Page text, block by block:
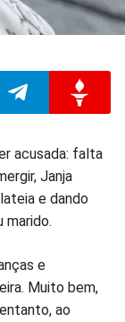
no
no
acusada: falta
Janja
e dando
marido.
e
Muito bem,
ao